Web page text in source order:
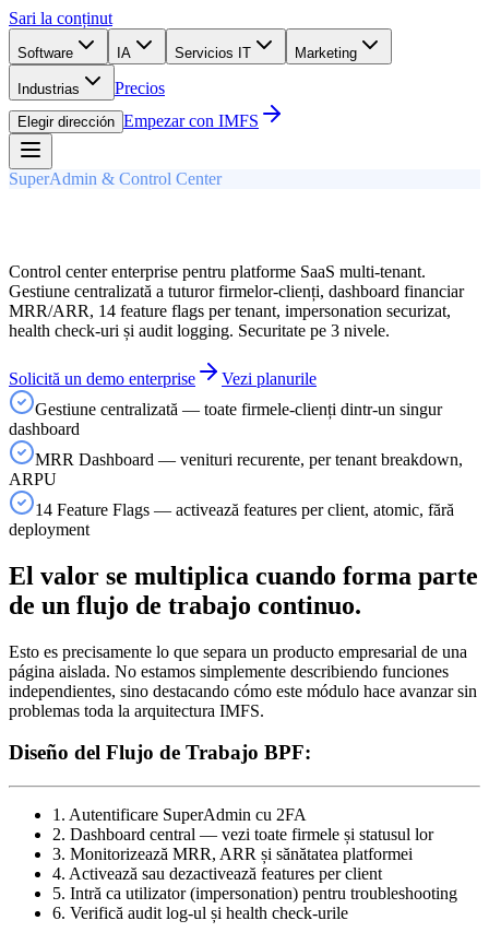
Sari la conținut
Software IA Servicios IT Marketing
Industrias Precios
Elegir dirección Empezar con IMFS
SuperAdmin & Control Center
Control center enterprise pentru platforme SaaS multi-tenant.
Gestiune centralizată a tuturor firmelor-clienți, dashboard financiar
MRR/ARR, 14 feature flags per tenant, impersonation securizat,
health check-uri și audit logging. Securitate pe 3 nivele.
Solicită un demo enterprise
Vezi planurile
Gestiune centralizată — toate firmele-clienți dintr-un singur
dashboard
MRR Dashboard — venituri recurente, per tenant breakdown,
ARPU
14 Feature Flags — activează features per client, atomic, fără
deployment
El valor se multiplica cuando forma parte
de un flujo de trabajo continuo.
Esto es precisamente lo que separa un producto empresarial de una
página aislada. No estamos simplemente describiendo funciones
independientes, sino destacando cómo este módulo hace avanzar sin
problemas toda la arquitectura IMFS.
Diseño del Flujo de Trabajo BPF:
1. Autentificare SuperAdmin cu 2FA
2. Dashboard central — vezi toate firmele și statusul lor
3. Monitorizează MRR, ARR și sănătatea platformei
4. Activează sau dezactivează features per client
5. Intră ca utilizator (impersonation) pentru troubleshooting
6. Verifică audit log-ul și health check-urile